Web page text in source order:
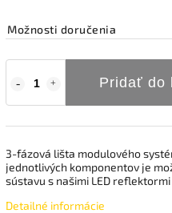
Možnosti doručenia
Pridať do
3-fázová lišta modulového
jednotlivých komponentov je
sústavu s našimi LED reflektormi
Detailné informácie